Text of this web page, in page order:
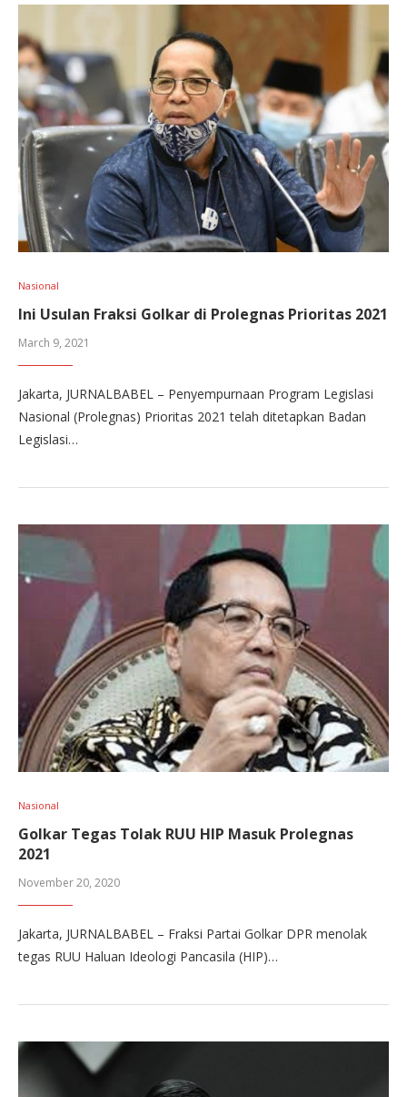
Nasional
Ini Usulan Fraksi Golkar di Prolegnas Prioritas 2021
March 9, 2021
Jakarta, JURNALBABEL – Penyempurnaan Program Legislasi
Nasional (Prolegnas) Prioritas 2021 telah ditetapkan Badan
Legislasi…
Nasional
Golkar Tegas Tolak RUU HIP Masuk Prolegnas
2021
November 20, 2020
Jakarta, JURNALBABEL – Fraksi Partai Golkar DPR menolak
tegas RUU Haluan Ideologi Pancasila (HIP)…